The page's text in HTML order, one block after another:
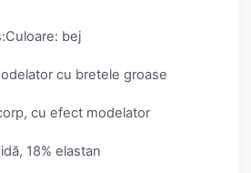
bej
cu bretele groase
cu efect modelator
18% elastan